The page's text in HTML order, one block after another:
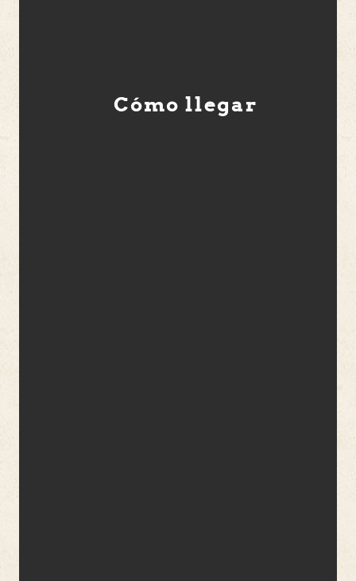
Cómo llegar